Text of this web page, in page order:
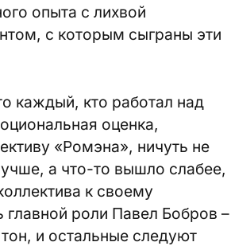
опыта с лихвой
с которым сыграны эти
каждый, кто работал над
оценка,
«Ромэна», ничуть не
а что-то вышло слабее,
к своему
роли Павел Бобров –
и остальные следуют